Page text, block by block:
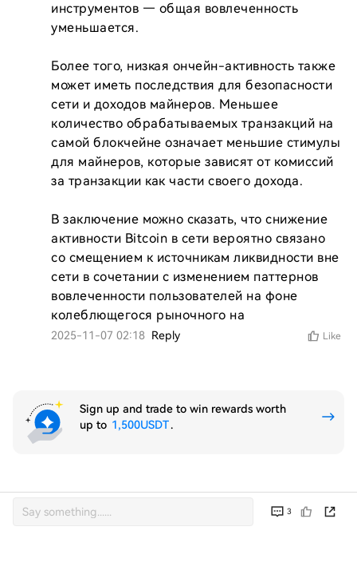
инструментов — общая вовлеченность
уменьшается.
Более того, низкая ончейн-активность также
может иметь последствия для безопасности
сети и доходов майнеров. Меньшее
количество обрабатываемых транзакций на
самой блокчейне означает меньшие стимулы
для майнеров, которые зависят от комиссий
за транзакции как части своего дохода.
В заключение можно сказать, что снижение
активности Bitcoin в сети вероятно связано
со смещением к источникам ликвидности вне
сети в сочетании с изменением паттернов
вовлеченности пользователей на фоне
колеблющегося рыночного на
2025-11-07 02:18 Reply Like
3
Sign up and trade to win rewards worth
up to 1,500USDT.